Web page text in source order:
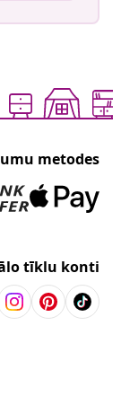
metodes
tīklu konti